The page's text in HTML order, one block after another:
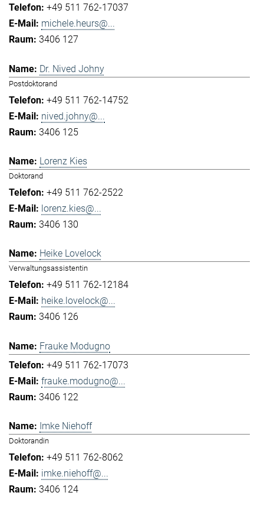
+49 511 762-17037
michele.heurs@...
3406 127
Dr. Nived Johny
Postdoktorand
+49 511 762-14752
nived.johny@...
3406 125
Lorenz Kies
Doktorand
+49 511 762-2522
lorenz.kies@...
3406 130
Heike Lovelock
Verwaltungsassistentin
+49 511 762-12184
heike.lovelock@...
3406 126
Frauke Modugno
+49 511 762-17073
frauke.modugno@...
3406 122
Imke Niehoff
Doktorandin
+49 511 762-8062
imke.niehoff@...
3406 124